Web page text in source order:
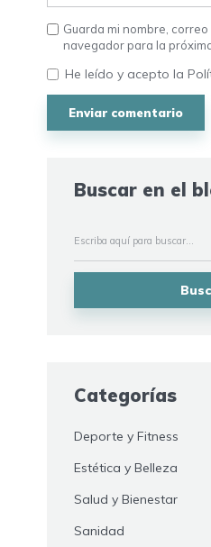
Guarda mi nombre,
navegador para la
He leído y acepto la
Buscar en el
Categorías
Deporte y Fitness
Estética y Belleza
Salud y Bienestar
Sanidad